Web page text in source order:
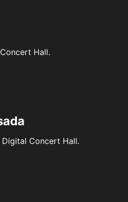
Hall.
Concert Hall.